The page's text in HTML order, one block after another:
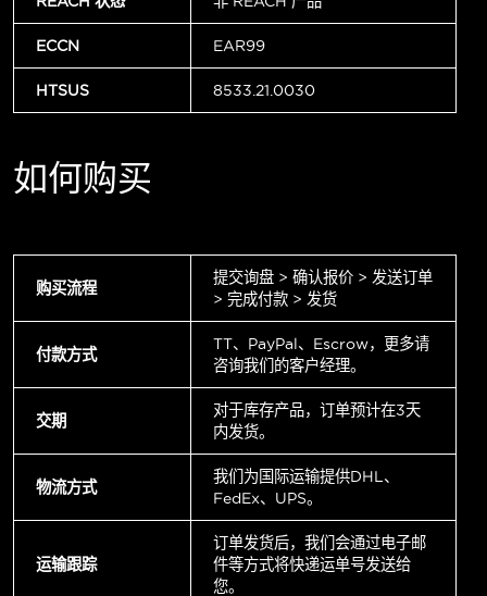
ECCN EAR99
HTSUS 8533.21.0030
如何购买
购买流程
提交询盘 > 确认报价 > 发送订单
> 完成付款 > 发货
付款方式
TT、PayPal、Escrow，更多请
咨询我们的客户经理。
交期
对于库存产品，订单预计在3天
内发货。
物流方式
我们为国际运输提供DHL、
FedEx、UPS。
运输跟踪
订单发货后，我们会通过电子邮
件等方式将快递运单号发送给
您。